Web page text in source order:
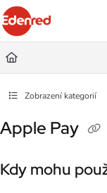
Documentation
Fetch the complete
Use this file to discover
Zobrazení kategorií
Apple Pay
Kdy mohu